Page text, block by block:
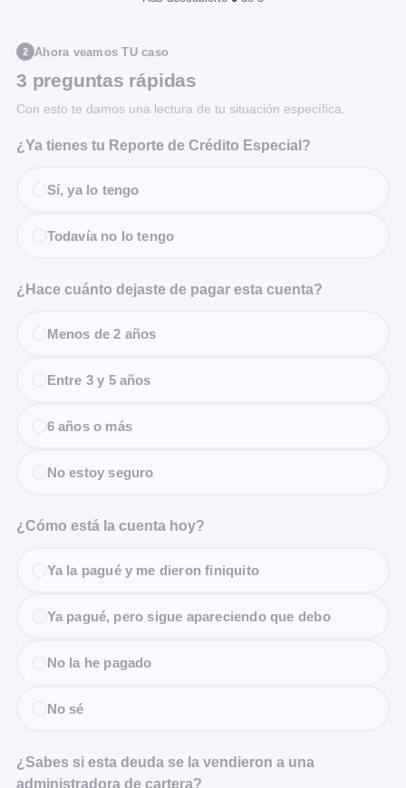
2 Ahora veamos TU caso
3 preguntas rápidas
Con esto te damos una lectura de tu situación específica.
¿Ya tienes tu Reporte de Crédito Especial?
Sí, ya lo tengo
Todavía no lo tengo
¿Hace cuánto dejaste de pagar esta cuenta?
Menos de 2 años
Entre 3 y 5 años
6 años o más
No estoy seguro
¿Cómo está la cuenta hoy?
Ya la pagué y me dieron finiquito
Ya pagué, pero sigue apareciendo que debo
No la he pagado
No sé
¿Sabes si esta deuda se la vendieron a una
administradora de cartera?